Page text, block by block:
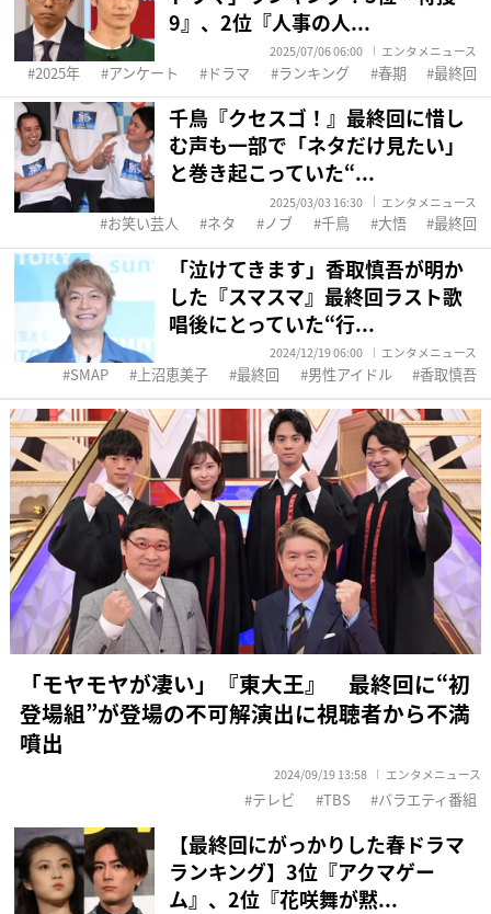
9』、2位『人事の人...
2025/07/06 06:00 エンタメニュース
2025年 アンケート ドラマ ランキング 春期 最終回
千鳥『クセスゴ！』最終回に惜し
む声も一部で「ネタだけ見たい」
と巻き起こっていた“...
2025/03/03 16:30 エンタメニュース
お笑い芸人 ネタ ノブ 千鳥 大悟 最終回
「泣けてきます」香取慎吾が明か
した『スマスマ』最終回ラスト歌
唱後にとっていた“行...
2024/12/19 06:00 エンタメニュース
SMAP 上沼恵美子 最終回 男性アイドル 香取慎吾
「モヤモヤが凄い」『東大王』 最終回に“初
登場組”が登場の不可解演出に視聴者から不満
噴出
2024/09/19 13:58 エンタメニュース
テレビ TBS バラエティ番組
【最終回にがっかりした春ドラマ
ランキング】3位『アクマゲー
ム』、2位『花咲舞が黙...